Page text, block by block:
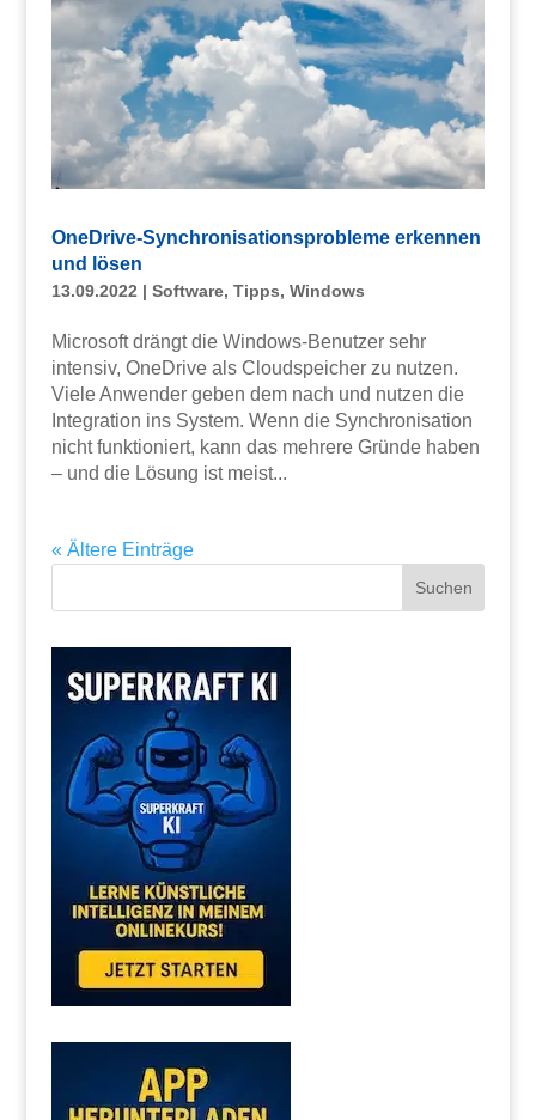
OneDrive-Synchronisationsprobleme erkennen
und lösen
13.09.2022 | Software, Tipps, Windows
Microsoft drängt die Windows-Benutzer sehr
intensiv, OneDrive als Cloudspeicher zu nutzen.
Viele Anwender geben dem nach und nutzen die
Integration ins System. Wenn die Synchronisation
nicht funktioniert, kann das mehrere Gründe haben
– und die Lösung ist meist...
« Ältere Einträge